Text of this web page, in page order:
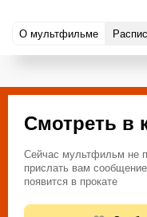
О мультфильме
Смотреть в
Сейчас мультфильм не
прислать вам
появится в прокате